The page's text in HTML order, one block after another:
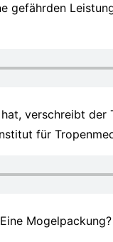
gefährden
verschreibt
für